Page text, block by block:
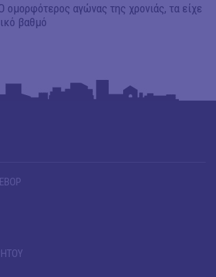
ομορφότερος αγώνας της χρονιάς, τα είχε
βαθμό